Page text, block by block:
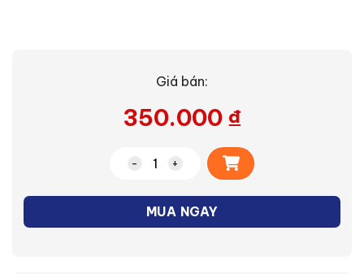
Giá bán:
350.000 ₫
Máy vắt cam Sharp EJ-J408-WH số
MUA NGAY
Alternative: